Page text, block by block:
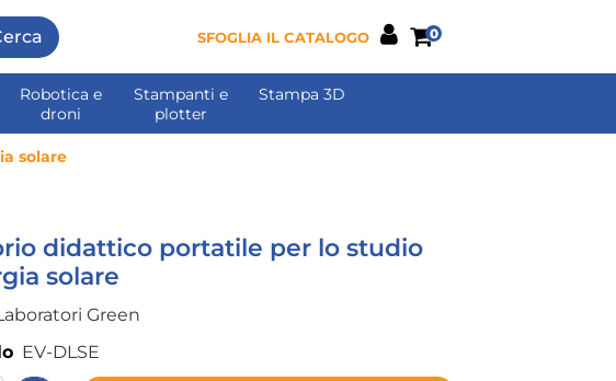
SFOGLIA IL CATALOGO 0
Robotica e
droni
Stampanti e
plotter
Stampa 3D
solare
didattico portatile per lo studio
solare
Green
EV-DLSE